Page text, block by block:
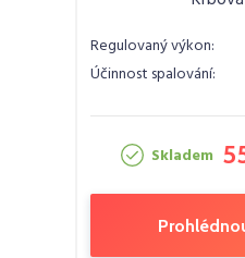
Regulovaný výkon:
Účinnost spalování:
Skladem